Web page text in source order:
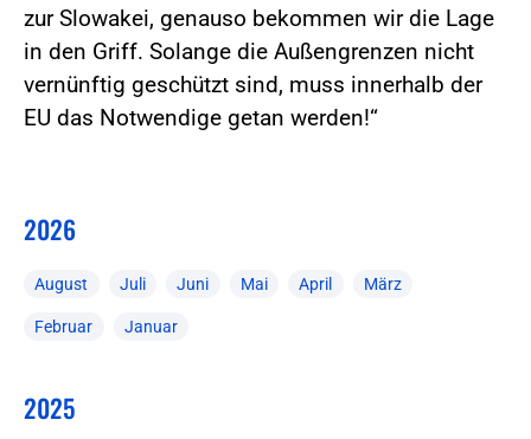
zur Slowakei, genauso bekommen wir die Lage
in den Griff. Solange die Außengrenzen nicht
vernünftig geschützt sind, muss innerhalb der
EU das Notwendige getan werden!“
2026
August Juli Juni Mai April März
Februar Januar
2025